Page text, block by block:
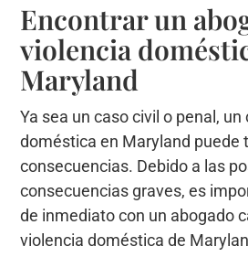
Encontrar un
violencia
Maryland
Ya sea un caso civil o penal,
doméstica en Maryland puede
consecuencias. Debido a las
consecuencias graves, es
de inmediato con un abogado
violencia doméstica de